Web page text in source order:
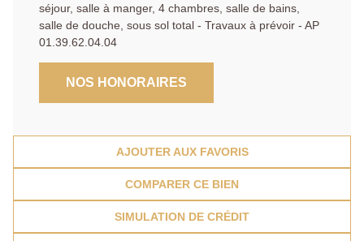
séjour, salle à manger, 4 chambres, salle de bains,
salle de douche, sous sol total - Travaux à prévoir - AP
01.39.62.04.04
NOS HONORAIRES
AJOUTER AUX FAVORIS
COMPARER CE BIEN
SIMULATION DE CRÉDIT